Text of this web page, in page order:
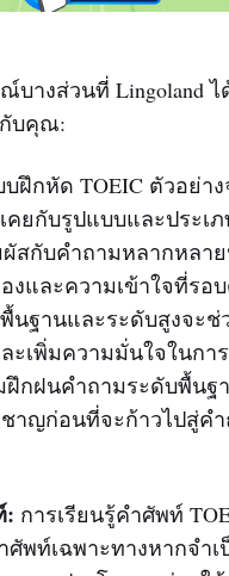
บางส่วนที่ Lingoland ไ
บคุณ:
ฝึกหัด TOEIC ตัวอย่า
คยกับรูปแบบและประเ
สกับคำถามหลากหลาย
และความเข้าใจที่รอ
นฐานและระดับสูงจะ
เพิ่มความมั่นใจในกา
กฝนคำถามระดับพื้นฐ
ชาญก่อนที่จะก้าวไปสู่ค
: การเรียนรู้คำศัพท์
พท์เฉพาะทางหากจำเ